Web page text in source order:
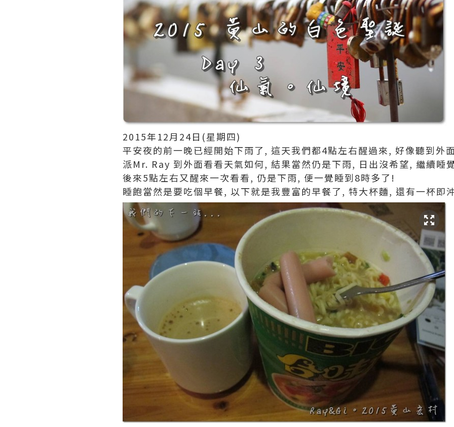
2015年12月24日(星期四)
平安夜的前一晚已經開始下雨了, 這天我們都4點左右醒過來, 好像聽到外
派Mr. Ray 到外面看看天氣如何, 結果當然仍是下雨, 日出沒希望, 繼續睡
後來5點左右又醒來一次看看, 仍是下雨, 便一覺睡到8時多了!
睡飽當然是要吃個早餐, 以下就是我豐富的早餐了, 特大杯麵, 還有一杯即